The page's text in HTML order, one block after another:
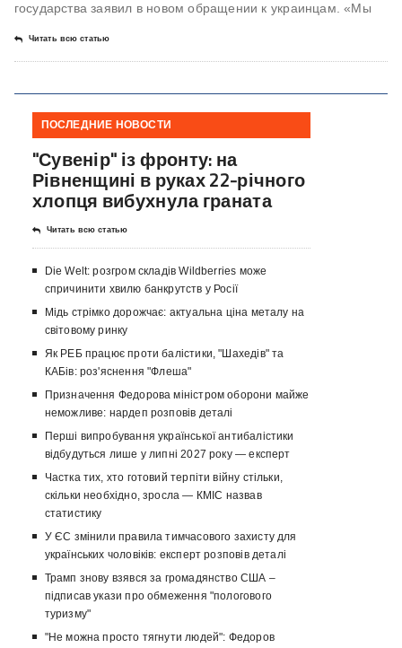
государства заявил в новом обращении к украинцам. «Мы
Читать всю статью
ПОСЛЕДНИЕ НОВОСТИ
"Сувенір" із фронту: на
Рівненщині в руках 22-річного
хлопця вибухнула граната
Читать всю статью
Die Welt: розгром складів Wildberries може
спричинити хвилю банкрутств у Росії
Мідь стрімко дорожчає: актуальна ціна металу на
світовому ринку
Як РЕБ працює проти балістики, "Шахедів" та
КАБів: роз'яснення "Флеша"
Призначення Федорова міністром оборони майже
неможливе: нардеп розповів деталі
Перші випробування української антибалістики
відбудуться лише у липні 2027 року — експерт
Частка тих, хто готовий терпіти війну стільки,
скільки необхідно, зросла — КМІС назвав
статистику
У ЄС змінили правила тимчасового захисту для
українських чоловіків: експерт розповів деталі
Трамп знову взявся за громадянство США –
підписав укази про обмеження "пологового
туризму"
"Не можна просто тягнути людей": Федоров